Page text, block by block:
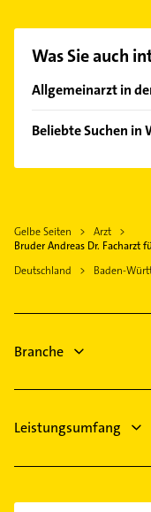
aufzunehmen.
unserem
finden Sie alle
Was Sie auch
Allgemeinarzt in
Uhingen
Albershausen
Heiningen Kreis
Eislingen /Fils
Bad Boll
Schorndorf
Beliebte Suchen in
Schreiner
Gelbe Seiten
Arzt
Bruder Andreas Dr. Facharzt
Deutschland
Baden-
Branche
Leistungsumfang